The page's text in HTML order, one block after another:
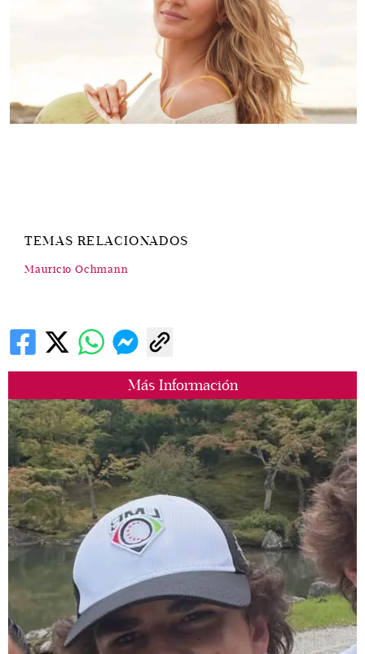
Más Información
TEMAS RELACIONADOS
Mauricio Ochmann